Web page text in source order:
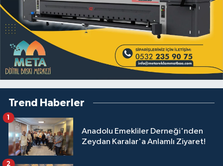
Trend Haberler
Anadolu Emekliler Derneği'nden
Zeydan Karalar'a Anlamlı Ziyaret!
1
2